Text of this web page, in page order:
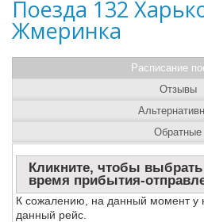
Поезда 132
Жмеринка
Расписание
Кликните, чтобы
время прибытия-
К сожалению, на данный момент у
данный рейс.
Отзывы
Обратные